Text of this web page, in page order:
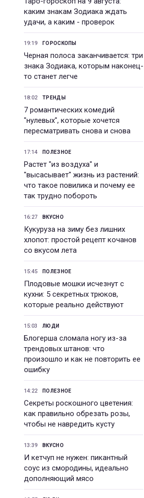
каким знакам Зодиака ждать
удачи, а каким - проверок
19:19 ГОРОСКОПЫ
Черная полоса заканчивается: три
знака Зодиака, которым наконец-
то станет легче
18:02 ТРЕНДЫ
7 романтических комедий
"нулевых", которые хочется
пересматривать снова и снова
17:14 ПОЛЕЗНОЕ
Растет "из воздуха" и
"высасывает" жизнь из растений:
что такое повилика и почему ее
так трудно побороть
16:27 ВКУСНО
Кукуруза на зиму без лишних
хлопот: простой рецепт кочанов
со вкусом лета
15:45 ПОЛЕЗНОЕ
Плодовые мошки исчезнут с
кухни: 5 секретных трюков,
которые реально действуют
15:03 ЛЮДИ
Блогерша сломала ногу из-за
трендовых штанов: что
произошло и как не повторить ее
ошибку
14:22 ПОЛЕЗНОЕ
Секреты роскошного цветения:
как правильно обрезать розы,
чтобы не навредить кусту
13:39 ВКУСНО
И кетчуп не нужен: пикантный
соус из смородины, идеально
дополняющий мясо